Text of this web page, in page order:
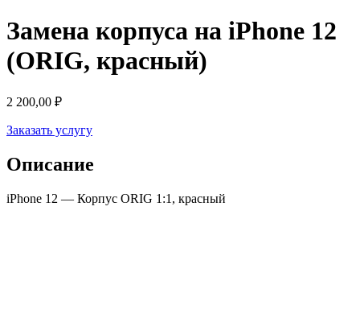
Замена корпуса на iPhone 12
(ORIG, красный)
2 200,00 ₽
Заказать услугу
Описание
iPhone 12 — Корпус ORIG 1:1, красный